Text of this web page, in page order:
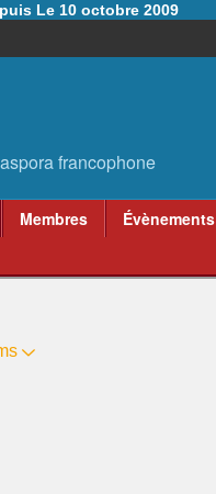
Le 10 octobre 2009
Membres Évènements